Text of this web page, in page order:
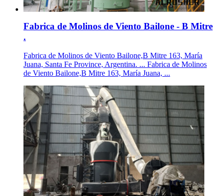
Fabrica de Molinos de Viento Bailone - B Mitre
.
Fabrica de Molinos de Viento Bailone,B Mitre 163, María
Juana, Santa Fe Province, Argentina. ... Fabrica de Molinos
de Viento Bailone,B Mitre 163, María Juana, ...